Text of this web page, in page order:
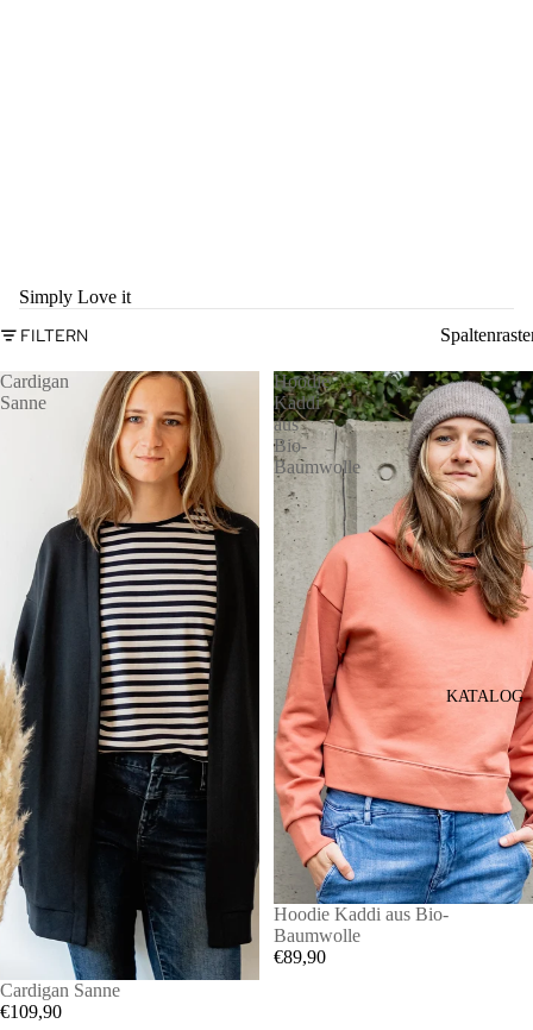
KATALOG
Simply Love it
FILTERN
Cardigan
Sanne
Cardigan Sanne
€109,90
Hoodie
Kaddi
aus
Bio-
Baumwolle
Hoodie Kaddi aus Bio-
Baumwolle
€89,90